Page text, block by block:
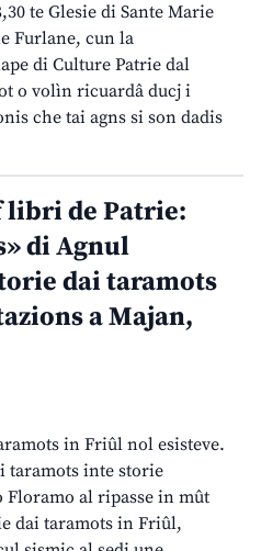
te Glesie di Sante Marie
Furlane, cun la
di Culture Patrie dal
o volìn ricuardâ ducj i
che tai agns si son dadis
libri de Patrie:
di Agnul
dai taramots
a Majan,
in Friûl nol esisteve.
taramots inte storie
al ripasse in mût
dai taramots in Friûl,